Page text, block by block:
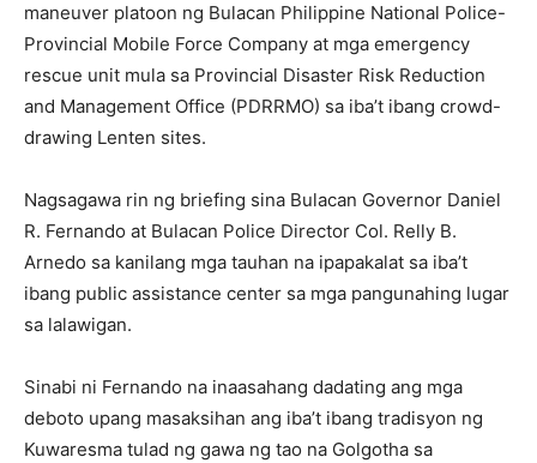
maneuver platoon ng Bulacan Philippine National Police-
Provincial Mobile Force Company at mga emergency
rescue unit mula sa Provincial Disaster Risk Reduction
and Management Office (PDRRMO) sa iba’t ibang crowd-
drawing Lenten sites.
Nagsagawa rin ng briefing sina Bulacan Governor Daniel
R. Fernando at Bulacan Police Director Col. Relly B.
Arnedo sa kanilang mga tauhan na ipapakalat sa iba’t
ibang public assistance center sa mga pangunahing lugar
sa lalawigan.
Sinabi ni Fernando na inaasahang dadating ang mga
deboto upang masaksihan ang iba’t ibang tradisyon ng
Kuwaresma tulad ng gawa ng tao na Golgotha sa